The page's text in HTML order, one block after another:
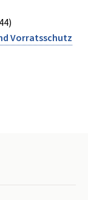
Vorratsschutz